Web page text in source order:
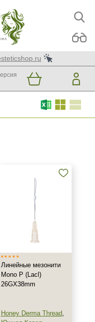
Линейные мезонити
Mono P (Lacl)
26GX38mm
Honey Derma Thread,